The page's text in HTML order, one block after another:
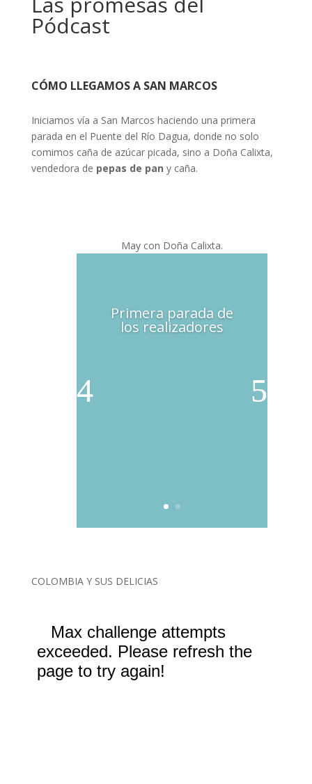
Pódcast
CÓMO LLEGAMOS A SAN MARCOS
Iniciamos vía a San Marcos haciendo una primera
parada en el Puente del Río Dagua, donde no solo
comimos caña de azúcar picada, sino a Doña Calixta,
vendedora de pepas de pan y caña.
May con Doña Calixta.
Primera parada de
los realizadores
COLOMBIA Y SUS DELICIAS